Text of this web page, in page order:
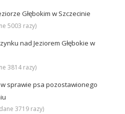
Głębokim w Szczecinie
5003 razy)
nad Jeziorem Głębokie w
3814 razy)
sprawie psa pozostawionego
3719 razy)